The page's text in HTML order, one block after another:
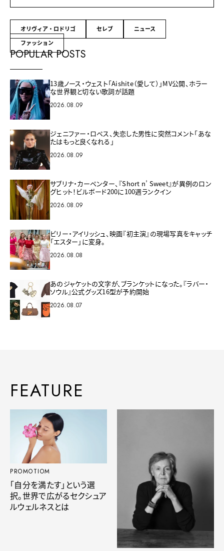
オリヴィア・ロドリゴ セレブ
ニュース
ファッション
POPULAR POSTS
13歳ノース・ウェスト「Aishite（愛して）」MV公開、ホラー
な世界観と切ない歌詞が話題
2026.08.09
ジェニファー・ロペス、失恋した男性に突然コメント「あな
たはもっと良くなれる」
2026.08.09
サブリナ・カーペンター、『Short n’ Sweet』が異例のロン
グヒット！ビルボード200に100週ランクイン
2026.08.09
ビリー・アイリッシュ、映画『初主演』の現場写真をキャッチ
「エスター」に変身。
2026.08.08
あのジャケットの文字が、ブランケットになった。『ラバー・
ソウル』公式グッズ16型が予約開始
2026.08.07
FEATURE
PROMOTIOM
「自分を満たす」という選
択。世界で広がるセクシュア
ルウェルネスとは